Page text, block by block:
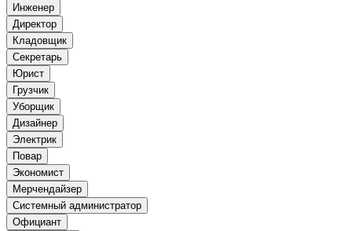
Инженер
Директор
Кладовщик
Секретарь
Юрист
Грузчик
Уборщик
Дизайнер
Электрик
Повар
Экономист
Мерчендайзер
Системный администратор
Официант